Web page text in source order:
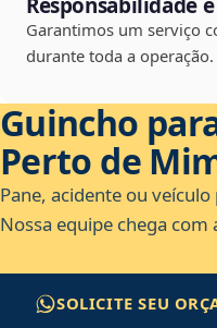
Responsabilidade
Garantimos um serviço
durante toda a operação.
Guincho
Perto de
Pane, acidente ou
Nossa equipe chega com
SOLICITE SEU